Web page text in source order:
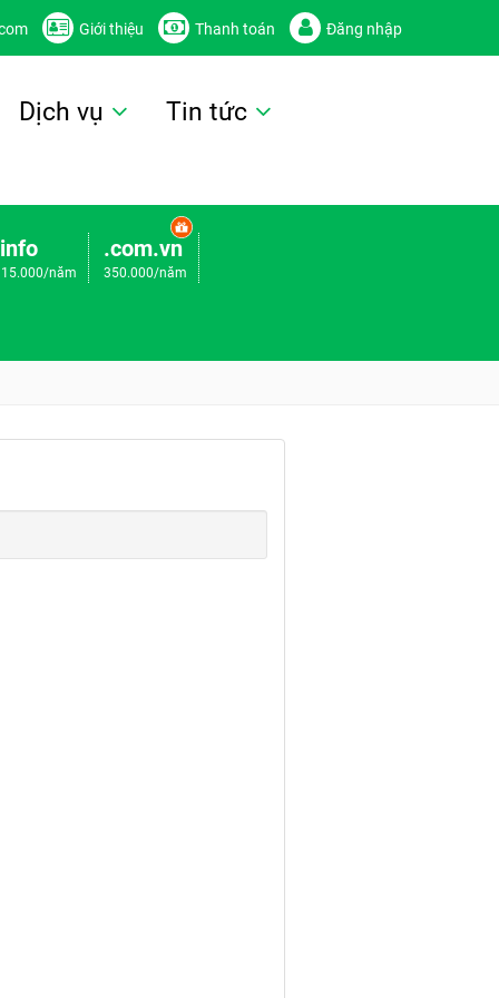
Giới thiệu Thanh toán Đăng nhập
Dịch vụ
Tin tức
năm
.com.vn
350.000/năm